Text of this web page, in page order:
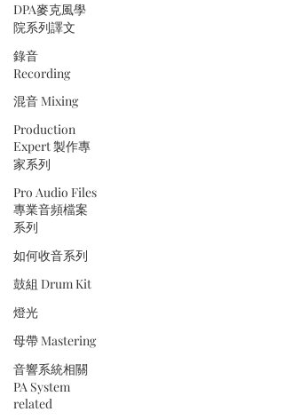
DPA麥克風學
院系列譯文
錄音
Recording
混音 Mixing
Production
Expert 製作專
家系列
Pro Audio Files
專業音頻檔案
系列
如何收音系列
鼓組 Drum Kit
燈光
母帶 Mastering
音響系統相關
PA System
related